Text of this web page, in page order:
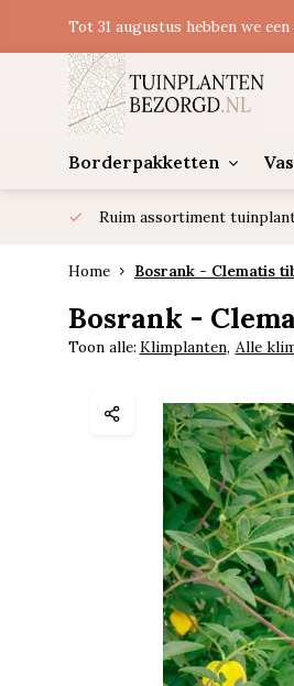
Tot 31 augustus hebben we
Borderpakketten
Ruim assortiment
Home Bosrank - Clematis
Bosrank -
Toon alle: Klimplanten, Alle